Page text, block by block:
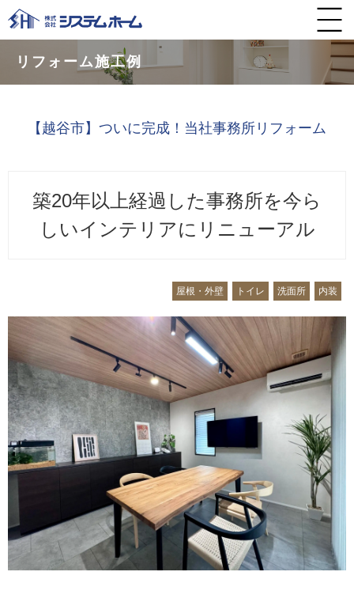
リフォーム施工例
【越谷市】ついに完成！当社事務所リフォーム
築20年以上経過した事務所を今ら
しいインテリアにリニューアル
屋根・外壁 トイレ 洗面所 内装